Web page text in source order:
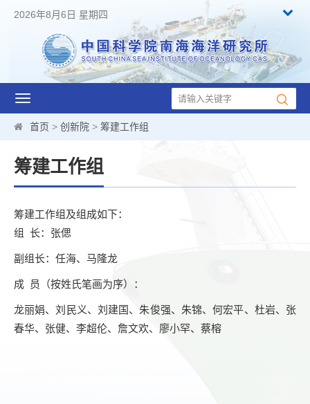
2026年8月6日 星期四
Toggle
navigation
首页 > 创新院 > 筹建工作组
筹建工作组
筹建工作组及组成如下：
组 长：张偲
副组长：任海、马隆龙
成 员（按姓氏笔画为序）：
龙丽娟、刘民义、刘建国、朱俊强、朱锦、何宏平、杜岩、张
春华、张健、李超伦、詹文欢、廖小罕、蔡榕